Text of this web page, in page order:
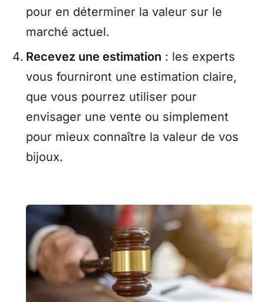
pour en déterminer la valeur sur le
marché actuel.
Recevez une estimation : les experts
vous fourniront une estimation claire,
que vous pourrez utiliser pour
envisager une vente ou simplement
pour mieux connaître la valeur de vos
bijoux.